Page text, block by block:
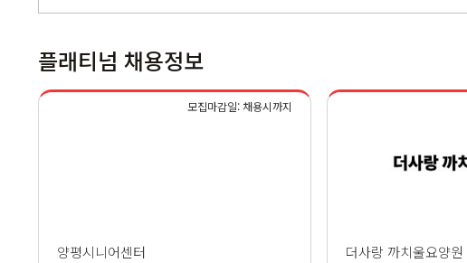
플래티넘 채용정보
모집마감일: 채용시까지
양평시니어센터 더사랑 까치울요양원